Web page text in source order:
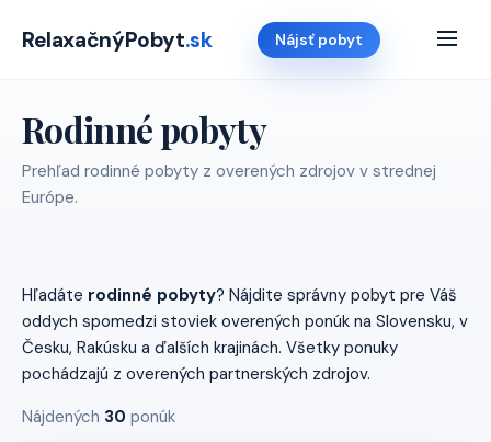
RelaxačnýPobyt.sk Nájsť pobyt
Rodinné pobyty
Prehľad rodinné pobyty z overených zdrojov v strednej
Európe.
Hľadáte rodinné pobyty? Nájdite správny pobyt pre Váš
oddych spomedzi stoviek overených ponúk na Slovensku, v
Česku, Rakúsku a ďalších krajinách. Všetky ponuky
pochádzajú z overených partnerských zdrojov.
Nájdených 30 ponúk